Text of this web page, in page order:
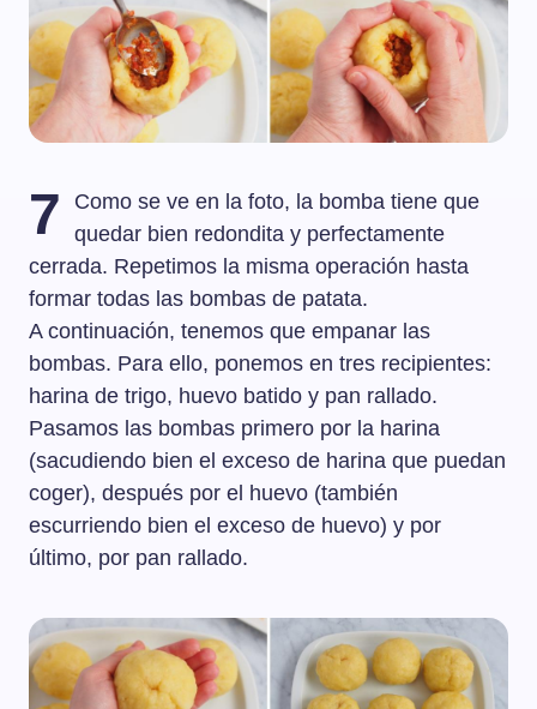
7
Como se ve en la foto, la bomba tiene que
quedar bien redondita y perfectamente
cerrada. Repetimos la misma operación hasta
formar todas las bombas de patata.
A continuación, tenemos que empanar las
bombas. Para ello, ponemos en tres recipientes:
harina de trigo, huevo batido y pan rallado.
Pasamos las bombas primero por la harina
(sacudiendo bien el exceso de harina que puedan
coger), después por el huevo (también
escurriendo bien el exceso de huevo) y por
último, por pan rallado.